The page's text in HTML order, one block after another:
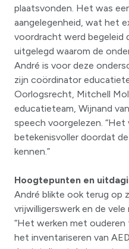
plaatsvonden. Het was
aangelegenheid, wat het
voordracht werd begeleid
uitgelegd waarom de
André is voor deze
zijn coördinator
Oorlogsrecht, Mitchell
educatieteam, Wijnand
speech voorgelezen. “Het
betekenisvoller doordat
kennen.”
Hoogtepunten en
André blikte ook terug op
vrijwilligerswerk en de
“Het werken met
het inventariseren van